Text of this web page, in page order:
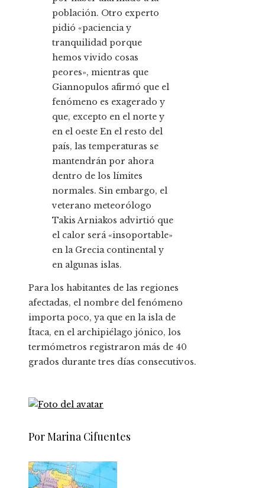
población. Otro experto
pidió «paciencia y
tranquilidad porque
hemos vivido cosas
peores», mientras que
Giannopulos afirmó que el
fenómeno es exagerado y
que, excepto en el norte y
en el oeste En el resto del
país, las temperaturas se
mantendrán por ahora
dentro de los límites
normales. Sin embargo, el
veterano meteorólogo
Takis Arniakos advirtió que
el calor será «insoportable»
en la Grecia continental y
en algunas islas.
Para los habitantes de las regiones
afectadas, el nombre del fenómeno
importa poco, ya que en la isla de
Ítaca, en el archipiélago jónico, los
termómetros registraron más de 40
grados durante tres días consecutivos.
Por Marina Cifuentes